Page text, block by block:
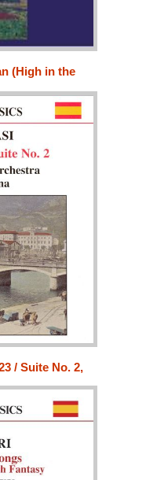
(High in the
Mari, Juanjo
/ Suite No. 2,
Mena (conductor)